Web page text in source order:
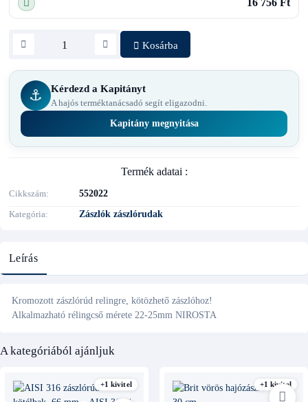
16 756 Ft
Kosárba
⚓ Kérdezd a Kapitányt
A hajós terméktanácsadó segít eligazodni.
Kapitány megnyitása
Termék adatai :
Cikkszám
552022
Kategória
Zászlók zászlórudak
Leírás
Kromozott zászlórúd relingre, kötözhető zászlóhoz!
Alkalmazható rélingcső mérete 22-25mmNIROSTA
A kategóriából ajánljuk
+1 kivitel +1 kivitel